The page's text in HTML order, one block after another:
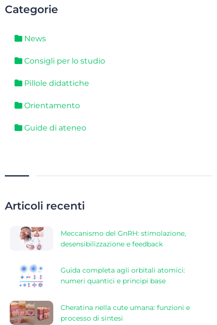
Categorie
News
Consigli per lo studio
Pillole didattiche
Orientamento
Guide di ateneo
Articoli recenti
Meccanismo del GnRH: stimolazione,
desensibilizzazione e feedback
Guida completa agli orbitali atomici:
numeri quantici e principi base
Cheratina nella cute umana: funzioni e
processo di sintesi